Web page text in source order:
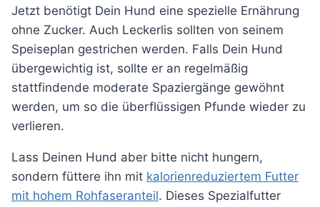
Jetzt benötigt Dein Hund eine spezielle Ernährung
ohne Zucker. Auch Leckerlis sollten von seinem
Speiseplan gestrichen werden. Falls Dein Hund
übergewichtig ist, sollte er an regelmäßig
stattfindende moderate Spaziergänge gewöhnt
werden, um so die überflüssigen Pfunde wieder zu
verlieren.
Lass Deinen Hund aber bitte nicht hungern,
sondern füttere ihn mit kalorienreduziertem Futter
mit hohem Rohfaseranteil. Dieses Spezialfutter